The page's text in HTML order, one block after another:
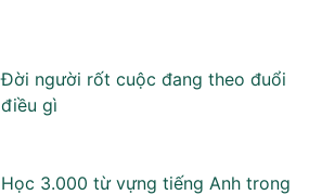
Đời người rốt cuộc đang theo đuổi
điều gì
Học 3.000 từ vựng tiếng Anh trong